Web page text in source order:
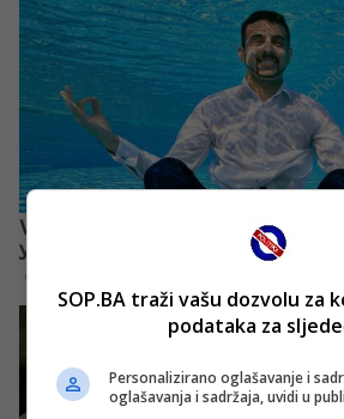
SOP.BA traži vašu dozvolu za
podataka za
Personalizirano oglašavanje i
oglašavanja i sadržaja, uvidi u